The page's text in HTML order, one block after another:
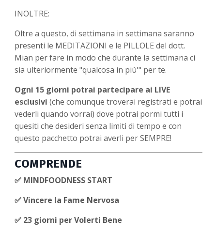
INOLTRE:
Oltre a questo, di settimana in settimana saranno
presenti le MEDITAZIONI e le PILLOLE del dott.
Mian per fare in modo che durante la settimana ci
sia ulteriormente "qualcosa in più'" per te.
Ogni 15 giorni potrai partecipare ai LIVE
esclusivi (che comunque troverai registrati e potrai
vederli quando vorrai) dove potrai pormi tutti i
quesiti che desideri senza limiti di tempo e con
questo pacchetto potrai averli per SEMPRE!
COMPRENDE
✅ MINDFOODNESS START
✅ Vincere la Fame Nervosa
✅ 23 giorni per Volerti Bene